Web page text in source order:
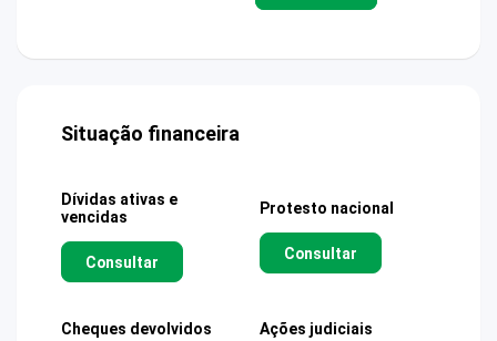
Situação financeira
Dívidas ativas e
vencidas
Consultar
Protesto nacional
Consultar
Cheques devolvidos Ações judiciais